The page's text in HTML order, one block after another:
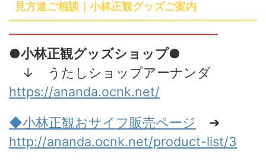
見方道ご相談｜小林正観グッズご案内
━━━━━━━━━━━━━━━━
●小林正観グッズショップ●
↓ うたしショップアーナンダ
https://ananda.ocnk.net/
◆小林正観おサイフ販売ページ ➔
http://ananda.ocnk.net/product-list/3